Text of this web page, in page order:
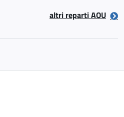
altri reparti AOU